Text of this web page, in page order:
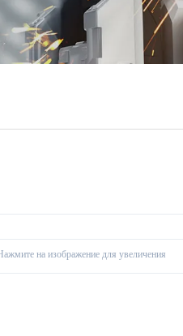
на изображение для увеличения